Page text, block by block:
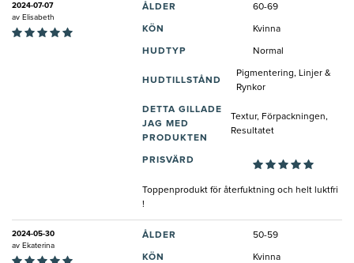
2024-07-07
av Elisabeth
ÅLDER 60-69
KÖN Kvinna
HUDTYP Normal
HUDTILLSTÅND
Pigmentering, Linjer &
Rynkor
DETTA GILLADE
JAG MED
PRODUKTEN
Textur, Förpackningen,
Resultatet
PRISVÄRD
Toppenprodukt för återfuktning och helt luktfri
!
2024-05-30
av Ekaterina
ÅLDER 50-59
KÖN Kvinna